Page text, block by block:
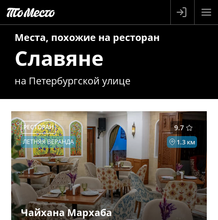
Места, похожие на ресторан
Славяне
на Петербургской улице
9.7
РЕСТОРАН
1.3 км
ЛЕТНЯЯ ВЕРАНДА
Чайхана Мархаба